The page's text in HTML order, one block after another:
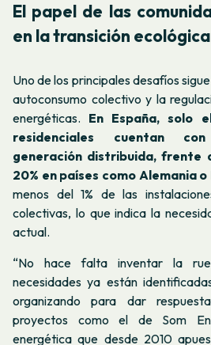
El papel de las
en la transición ecológica
Uno de los principales desafíos
autoconsumo colectivo y la
energéticas. En España, solo
residenciales cuentan
generación distribuida, frente
20% en países como Alemania o
menos del 1% de las
colectivas, lo que indica la
actual.
“No hace falta inventar la
necesidades ya están
organizando para dar
proyectos como el de Som
energética que desde 2010